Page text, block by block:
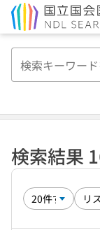
検索結果